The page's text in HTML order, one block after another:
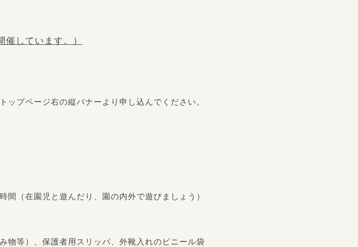
しています。）
ップページ右の縦バナーより申し込んでください。
在園児と遊んだり、園の内外で遊びましょう）
物等）、保護者用スリッパ、外靴入れのビニール袋